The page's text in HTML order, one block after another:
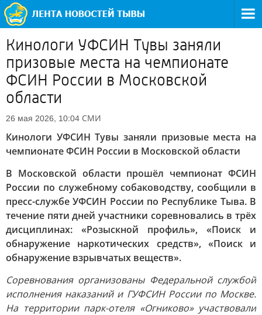
Кинологи УФСИН Тувы заняли
призовые места на чемпионате
ФСИН России в Московской
области
26 мая 2026, 10:04 СМИ
Кинологи УФСИН Тувы заняли призовые места на
чемпионате ФСИН России в Московской области
В Московской области прошёл чемпионат ФСИН
России по служебному собаководству, сообщили в
пресс-службе УФСИН России по Республике Тыва. В
течение пяти дней участники соревновались в трёх
дисциплинах: «Розыскной профиль», «Поиск и
обнаружение наркотических средств», «Поиск и
обнаружение взрывчатых веществ».
Соревнования организованы Федеральной службой
исполнения наказаний и ГУФСИН России по Москве.
На территории парк-отеля «Огниково» участвовали